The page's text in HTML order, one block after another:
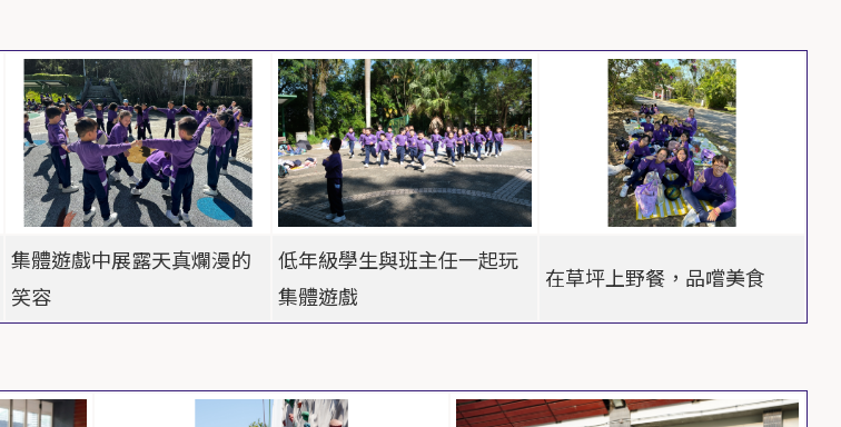
集體遊戲中展露天真爛漫的
笑容
低年級學生與班主任一起玩
集體遊戲
在草坪上野餐，品嚐美食